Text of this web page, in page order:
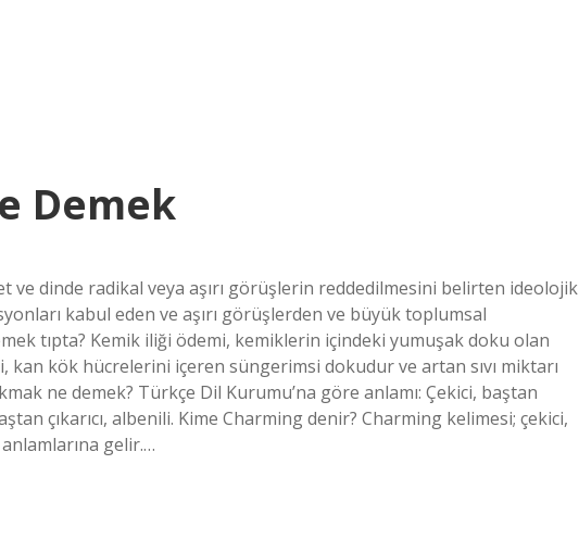
Demek
ve dinde radikal veya aşırı görüşlerin reddedilmesini belirten ideolojik
kabul eden ve aşırı görüşlerden ve büyük toplumsal
tıpta? Kemik iliği ödemi, kemiklerin içindeki yumuşak doku olan
kan kök hücrelerini içeren süngerimsi dokudur ve artan sıvı miktarı
ne demek? Türkçe Dil Kurumu’na göre anlamı: Çekici, baştan
baştan çıkarıcı, albenili. Kime Charming denir? Charming kelimesi; çekici,
anlamlarına gelir.…